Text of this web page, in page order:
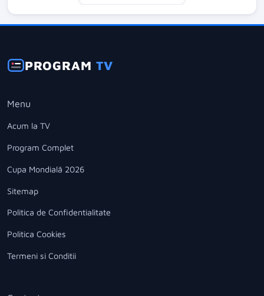
PROGRAMTV
Menu
Acum la TV
Program Complet
Cupa Mondială 2026
Sitemap
Politica de Confidentialitate
Politica Cookies
Termeni si Conditii